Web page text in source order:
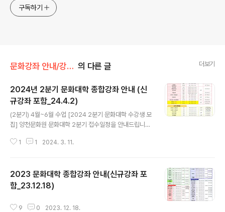
구독하기
문화강좌 안내/강좌 정보 안내 의 다른 글 더보기
2024년 2분기 문화대학 종합강좌 안내 (신
규강좌 포함_24.4.2)
(2분기) 4월~6월 수업 [2024 2분기 문화대학 수강생 모
집] 양천문화원 문화대학 2분기 접수일정을 안내드립니다.
- 기존회원 접수 : 2024. 3. 11.(월) 09:00시 ~ 3.16.(토)
은 방문접수만 가능하며, 3월19일(화)부터 전화 접수 가능
합니다. 정원마감 된 강좌는 홈페이지 공지사항에 안내 예
방문접수 및 전화접수 ○ 문 의 : 02)2651-5300 양천문
1 1 2024. 3. 11.
2023 문화대학 종합강좌 안내(신규강좌 포
함_23.12.18)
9 0 2023. 12. 18.